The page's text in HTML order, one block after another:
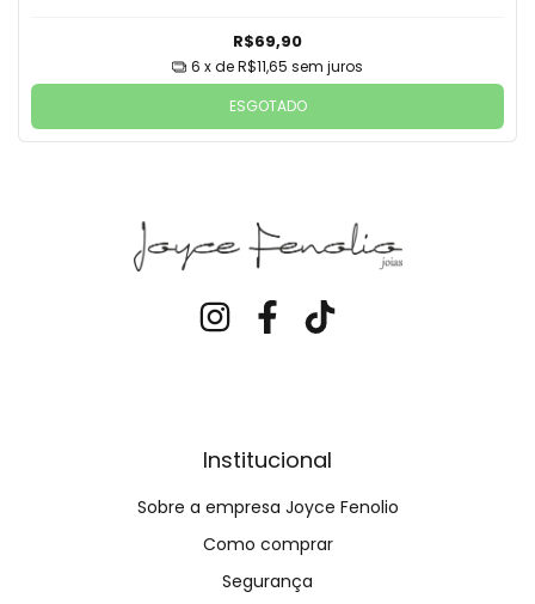
R$69,90
6 x deR$11,65 sem juros
ESGOTADO
Institucional
Sobre a empresa Joyce Fenolio
Como comprar
Segurança